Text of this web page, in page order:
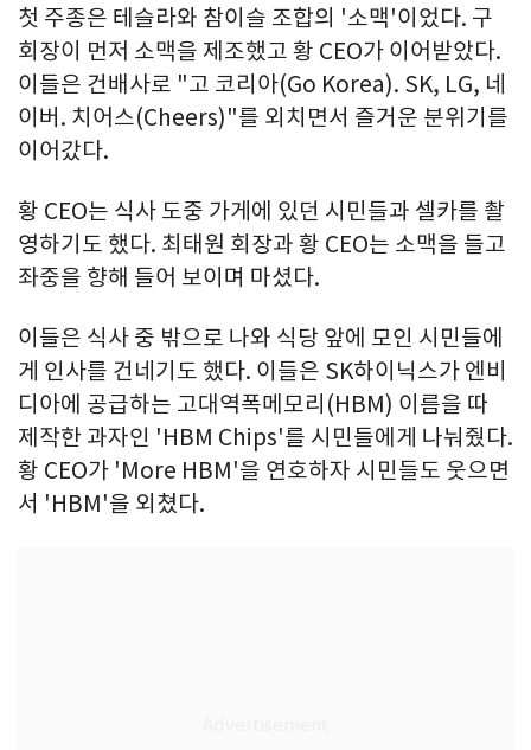
첫 주종은 테슬라와 참이슬 조합의 '소맥'이었다. 구
회장이 먼저 소맥을 제조했고 황 CEO가 이어받았다.
이들은 건배사로 "고 코리아(Go Korea). SK, LG, 네
이버. 치어스(Cheers)"를 외치면서 즐거운 분위기를
이어갔다.
황 CEO는 식사 도중 가게에 있던 시민들과 셀카를 촬
영하기도 했다. 최태원 회장과 황 CEO는 소맥을 들고
좌중을 향해 들어 보이며 마셨다.
이들은 식사 중 밖으로 나와 식당 앞에 모인 시민들에
게 인사를 건네기도 했다. 이들은 SK하이닉스가 엔비
디아에 공급하는 고대역폭메모리(HBM) 이름을 따
제작한 과자인 'HBM Chips'를 시민들에게 나눠줬다.
황 CEO가 'More HBM'을 연호하자 시민들도 웃으면
서 'HBM'을 외쳤다.